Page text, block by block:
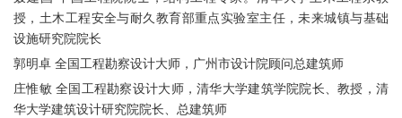
授，土木工程安全与耐久教育部重点实验室主任，未来城镇与基础
设施研究院院长
郭明卓 全国工程勘察设计大师，广州市设计院顾问总建筑师
庄惟敏 全国工程勘察设计大师，清华大学建筑学院院长、教授，清
华大学建筑设计研究院院长、总建筑师